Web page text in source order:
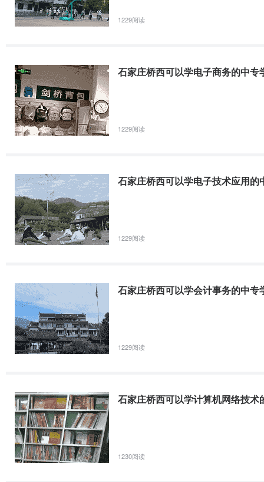
中成药、中药储存与养护、药用植物学基础、中药鉴定技术、中
理学、药品市场营销技术、药事法规、中医临床常见病等课程。
4.就业方向：医院、制药及药品经营等企业从事中药调剂、质量检
注明：专业介绍来源于石家庄冀联医学中等专业学校中药
中药学
炮制加工和制剂制备技术；中药管理和药事法规的基本知识。
对应职业（岗位）：中药调剂员、中药购销员、中药检验工、中
所学课程：中医学基础、中药学、方剂学、药用植物学、有机化
中药炮制学、药事管理等核心课
1229阅读
石家庄桥西可以学电子商务的中专
1229阅读
石家庄桥西可以学电子技术应用的
1229阅读
石家庄桥西可以学会计事务的中专
1229阅读
石家庄桥西可以学计算机网络技术
1230阅读